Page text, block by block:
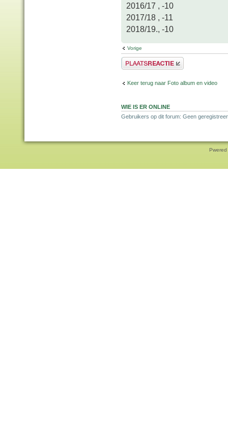
2016/17 , -10
2017/18 , -11
2018/19., -10
Vorige
Plaats een reactie
Keer terug naar Foto album en video
WIE IS ER ONLINE
Gebruikers op dit forum: Geen